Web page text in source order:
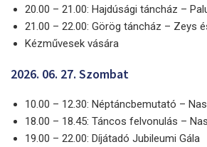
20.00 – 21.00: Hajdúsági táncház –
21.00 – 22.00: Görög táncház – Zeys
Kézművesek vására
2026. 06. 27. Szombat
10.00 – 12.30: Néptáncbemutató –
18.00 – 18.45: Táncos felvonulás –
19.00 – 22.00: Díjátadó Jubileumi Gála